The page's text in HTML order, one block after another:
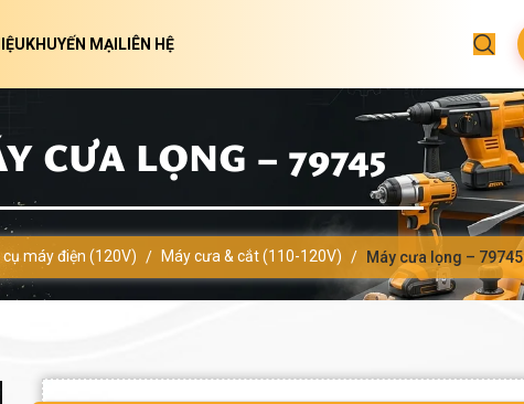
KHUYẾN MẠILIÊN HỆ
CƯA LỌNG – 79745
cụ máy điện (120V) / Máy cưa & cắt (110-120V) / Máy cưa lọng – 79745